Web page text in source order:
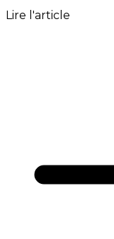
Lire l'article